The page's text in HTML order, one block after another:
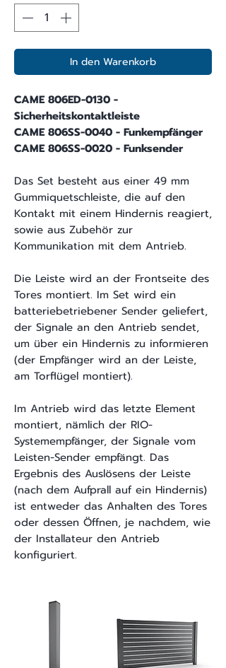
In den Warenkorb
CAME 806ED-0130 -
Sicherheitskontaktleiste
CAME 806SS-0040 - Funkempfänger
CAME 806SS-0020 - Funksender
Das Set besteht aus einer 49 mm
Gummiquetschleiste, die auf den
Kontakt mit einem Hindernis reagiert,
sowie aus Zubehör zur
Kommunikation mit dem Antrieb.
Die Leiste wird an der Frontseite des
Tores montiert. Im Set wird ein
batteriebetriebener Sender geliefert,
der Signale an den Antrieb sendet,
um über ein Hindernis zu informieren
(der Empfänger wird an der Leiste,
am Torflügel montiert).
Im Antrieb wird das letzte Element
montiert, nämlich der RIO-
Systemempfänger, der Signale vom
Leisten-Sender empfängt. Das
Ergebnis des Auslösens der Leiste
(nach dem Aufprall auf ein Hindernis)
ist entweder das Anhalten des Tores
oder dessen Öffnen, je nachdem, wie
der Installateur den Antrieb
konfiguriert.